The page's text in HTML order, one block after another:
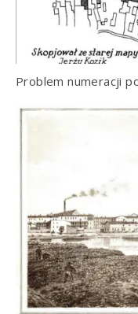
Problem numeracji